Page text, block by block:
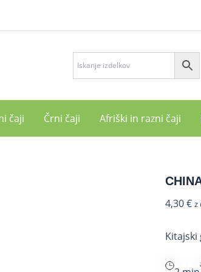
čaji Črni čaji Afriški in razni čaji
4,30€ z
Kitajski